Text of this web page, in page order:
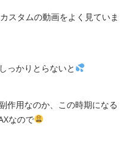
スタムの動画をよく見ていま
っかりとらないと
作用なのか、この時期になる
なので